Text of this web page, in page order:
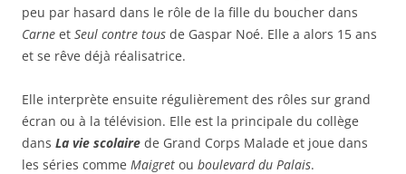
peu par hasard dans le rôle de la fille du boucher dans
Carne et Seul contre tous de Gaspar Noé. Elle a alors 15 ans
et se rêve déjà réalisatrice.
Elle interprète ensuite régulièrement des rôles sur grand
écran ou à la télévision. Elle est la principale du collège
dans La vie scolaire de Grand Corps Malade et joue dans
les séries comme Maigret ou boulevard du Palais.